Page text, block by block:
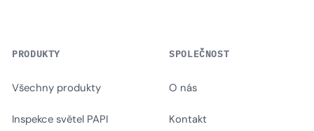
PRODUKTY
Všechny produkty
Inspekce světel PAPI
SPOLEČNOST
O nás
Kontakt